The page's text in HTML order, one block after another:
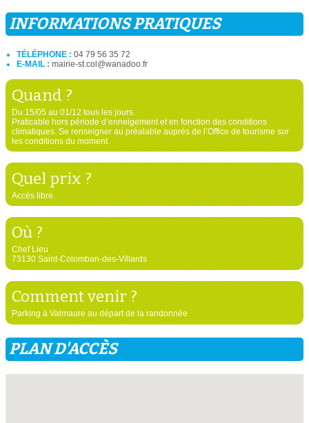
INFORMATIONS PRATIQUES
TÉLÉPHONE : 04 79 56 35 72
E-MAIL : mairie-st.col@wanadoo.fr
Quand ?
Du 15/05 au 01/12 tous les jours.
Praticable hors période d’enneigement et en fonction des conditions
climatiques. Se renseigner au préalable auprès de l’Office de tourisme sur
les conditions du moment.
Quel prix ?
Accès libre.
Où ?
Chef Lieu
73130 Saint-Colomban-des-Villards
Comment venir ?
Parking à Valmaure au départ de la randonnée
PLAN D'ACCÈS